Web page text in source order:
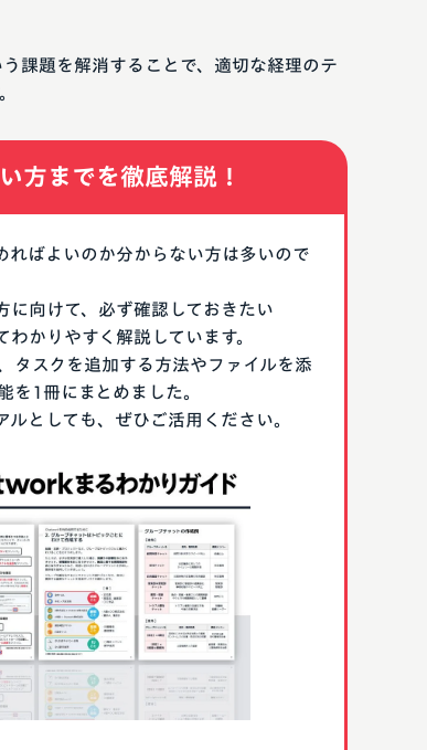
課題を解消することで、適切な経理のテ
方までを徹底解説！
ばよいのか分からない方は多いので
向けて、必ず確認しておきたい
かりやすく解説しています。
タスクを追加する方法やファイルを添
を1冊にまとめました。
としても、ぜひご活用ください。